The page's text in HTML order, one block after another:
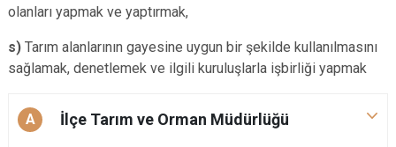
olanları yapmak ve yaptırmak,
s) Tarım alanlarının gayesine uygun bir şekilde kullanılmasını
sağlamak, denetlemek ve ilgili kuruluşlarla işbirliği yapmak
A İlçe Tarım ve Orman Müdürlüğü